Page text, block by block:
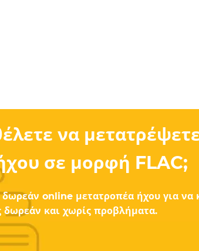
να
σε μορφή FLAC;
δωρεάν online μετατροπέα ήχου για να
δωρεάν και χωρίς προβλήματα.